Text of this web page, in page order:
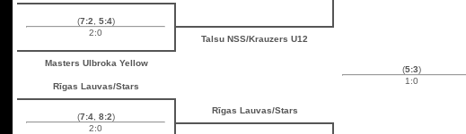
(7:2 5:4)
2:0
Talsu NSS/Krauzers U12
Masters Ulbroka Yellow
(5:3)
1:0
Rīgas Lauvas/Stars
(7:4, 8:2)
2:0
Rīgas Lauvas/Stars